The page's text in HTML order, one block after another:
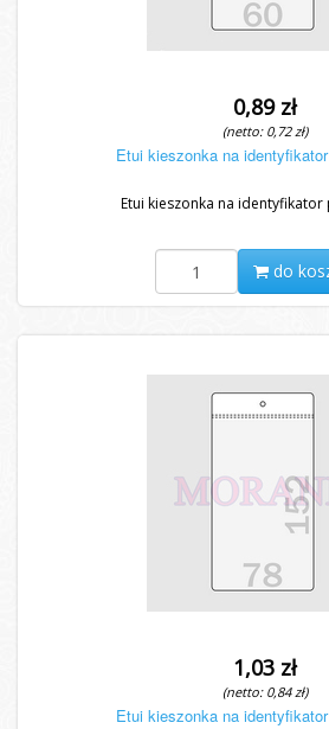
0,89 zł
(netto: 0,72 zł)
Etui kieszonka na
Etui kieszonka na identyfikator
do
1,03 zł
(netto: 0,84 zł)
Etui kieszonka na